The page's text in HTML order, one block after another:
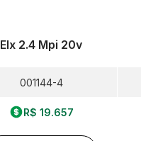
Elx 2.4 Mpi 20v
001144-4
R$ 19.657